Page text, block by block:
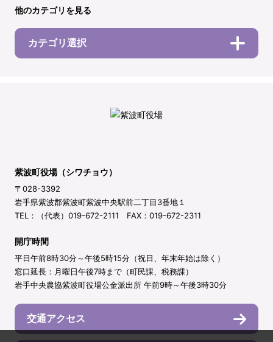
他のカテゴリを見る
カテゴリ選択
紫波町役場（シワチョウ）
〒028-3392
岩手県紫波郡紫波町紫波中央駅前二丁目3番地１
TEL：（代表）019-672-2111 FAX：019-672-2311
開庁時間
平日午前8時30分～午後5時15分（祝日、年末年始は除く）
窓口延長：月曜日午後7時まで（町民課、税務課）
岩手中央農協紫波町役場公金派出所 午前9時～午後3時30分
交通アクセス